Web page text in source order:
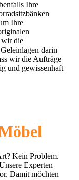
Ihre
Ihre
wir die
darin
wir die Aufträge
und gewissenhaft
Kein Problem.
Experten
Damit möchten